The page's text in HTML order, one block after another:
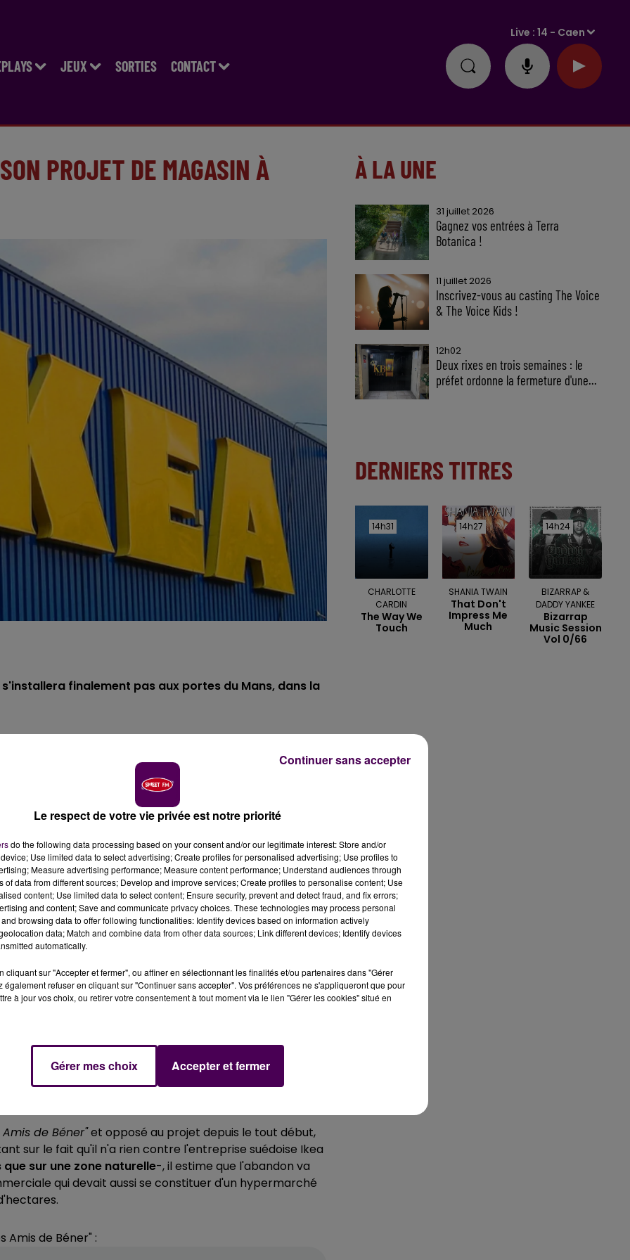
JEUX SORTIES CONTACT
Live :14 - Caen
PROJET DE MAGASIN À
finalement pas aux portes du Mans, dans la
la forme d'un grand magasin aux portes de la ville. Au
la création d'une zone commerciale à Béner, l'enseigne
son projet d'implantation en Sarthe.
à Sweet FM par le service communication de la
les possibilités
"de se rapprocher de ses clients,
se retire, ça veut dire que le projet de zone
rentable, c'est donc une très bonne nouvelle. Je
à cette implantation en conseil communautaire. En
soi, mais nous pensons qu'aujourd'hui il faut
, et au Mans, nous en avons. Ikea pourrait
mancelle.
Amis de Béner"et opposé au projet depuis le tout début,
sur le fait qu'il n'a rien contre l'entreprise suédoise Ikea
sur une zone naturelle-, il estime que l'abandon va
qui devait aussi se constituer d'un hypermarché
Amis de Béner" :
À LA UNE
31 juillet 2026
Gagnez vos entrées à Terra
Botanica !
11 juillet 2026
Inscrivez-vous au casting The Voice
& The Voice Kids !
12h02
Deux rixes en trois semaines : le
préfet ordonne la fermeture d'une...
DERNIERS TITRES
14h31
14h31
CHARLOTTE
CARDIN
The Way We
Touch
14h27
14h27
SHANIA TWAIN
That Don't
Impress Me
Much
14h24
14h24
BIZARRAP &
DADDY YANKEE
Bizarrap
Music Session
Vol 0/66
Le respect de votre vie privée est notre priorité
do the following data processing based on your consent and/or our legitimate interest: Store and/or
Use limited data to select advertising; Create profiles for personalised advertising; Use profiles to
Measure advertising performance; Measure content performance; Understand audiences through
of data from different sources; Develop and improve services; Create profiles to personalise content; Use
content; Use limited data to select content; Ensure security, prevent and detect fraud, and fix errors;
and content; Save and communicate privacy choices. These technologies may process personal
browsing data to offer following functionalities: Identify devices based on information actively
data; Match and combine data from other data sources; Link different devices; Identify devices
automatically.
cliquant sur "Accepter et fermer", ou affiner en sélectionnant les finalités et/ou partenaires dans "Gérer
également refuser en cliquant sur "Continuer sans accepter". Vos préférences ne s'appliqueront que pour
à jour vos choix, ou retirer votre consentement à tout moment via le lien "Gérer les cookies" situé en
Gérer mes choix Accepter et fermer
Continuer sans accepter